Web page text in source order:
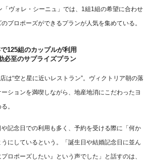
ヴォレ・シーニュ」では、1組1組の希望に合わせ
プロポーズができるプランが人気を集めている。
125組のカップルが利用
必至のサプライズプラン
は“空と星に近いレストラン”。ヴィクトリア朝の落
ションを満喫しながら、地産地消にこだわったヨ
。
記念日での利用も多く、予約を受ける際に「何か
にしているという。「誕生日や結婚記念日に並ん
ロポーズしたい』という声でした」と話すのは、